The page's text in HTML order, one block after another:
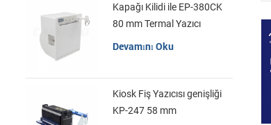
Kapağı Kilidi ile EP-380CK
80 mm Termal Yazıcı
Devamını Oku
Kiosk Fiş Yazıcısı genişliği
KP-247 58 mm